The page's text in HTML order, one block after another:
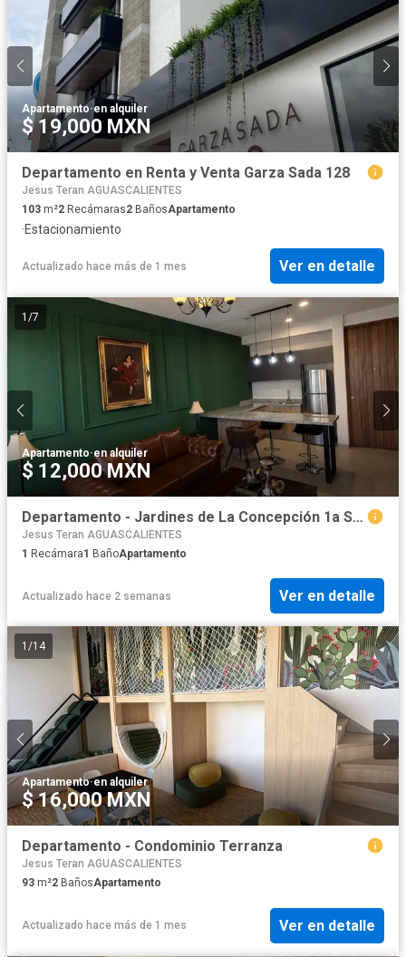
Apartamento·en alquiler
$ 19,000 MXN
Departamento en Renta y Venta Garza Sada 128
Jesus Teran AGUASCALIENTES
103 m²2 Recámaras2 BañosApartamento
·Estacionamiento
Actualizado hace más de 1 mes Ver en detalle
1 /7
Apartamento·en alquiler
$ 12,000 MXN
Departamento - Jardines de La Concepción 1a Sección
Jesus Teran AGUASCALIENTES
1 Recámara1 BañoApartamento
Actualizado hace 2 semanas Ver en detalle
1 /14
Apartamento·en alquiler
$ 16,000 MXN
Departamento - Condominio Terranza
Jesus Teran AGUASCALIENTES
93 m²2 BañosApartamento
Actualizado hace más de 1 mes Ver en detalle